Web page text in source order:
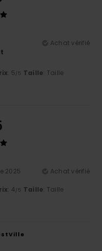
Achat vérifié
: 5/5 Taille: Taille
2025
Achat vérifié
: 4/5 Taille: Taille